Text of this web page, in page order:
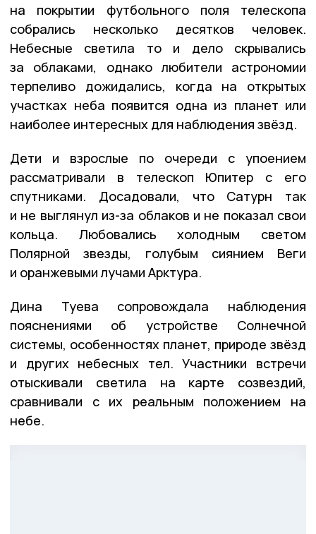
на покрытии футбольного поля телескопа
собрались несколько десятков человек.
Небесные светила то и дело скрывались
за облаками, однако любители астрономии
терпеливо дожидались, когда на открытых
участках неба появится одна из планет или
наиболее интересных для наблюдения звёзд.
Дети и взрослые по очереди с упоением
рассматривали в телескоп Юпитер с его
спутниками. Досадовали, что Сатурн так
и не выглянул из-за облаков и не показал свои
кольца. Любовались холодным светом
Полярной звезды, голубым сиянием Веги
и оранжевыми лучами Арктура.
Дина Туева сопровождала наблюдения
пояснениями об устройстве Солнечной
системы, особенностях планет, природе звёзд
и других небесных тел. Участники встречи
отыскивали светила на карте созвездий,
сравнивали с их реальным положением на
небе.